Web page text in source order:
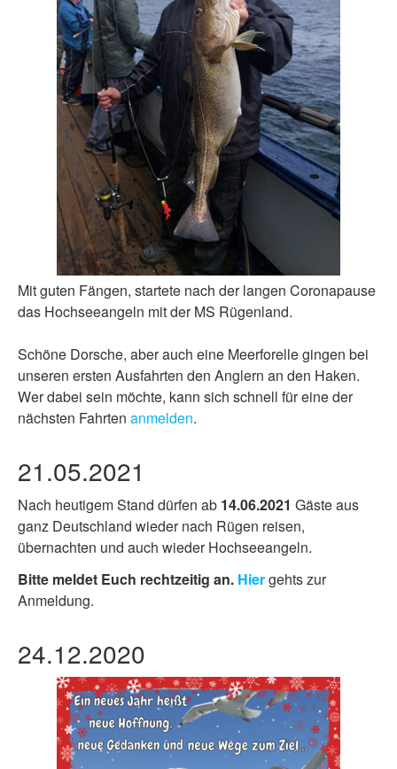
Mit guten Fängen, startete nach der langen Coronapause
das Hochseeangeln mit der MS Rügenland.
Schöne Dorsche, aber auch eine Meerforelle gingen bei
unseren ersten Ausfahrten den Anglern an den Haken.
Wer dabei sein möchte, kann sich schnell für eine der
nächsten Fahrten anmelden.
21.05.2021
Nach heutigem Stand dürfen ab 14.06.2021 Gäste aus
ganz Deutschland wieder nach Rügen reisen,
übernachten und auch wieder Hochseeangeln.
Bitte meldet Euch rechtzeitig an. Hiergehts zur
Anmeldung.
24.12.2020